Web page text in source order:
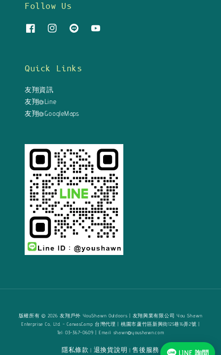
Follow Us
Quick Links
友翔資訊
友翔@Line
友翔@GoogleMaps
版權所有 © 2026 友翔戶外 YouShawn Outdoors | 友翔興業有限公司 You Shawn
Enterprise Co., Ltd. - CanvasCamp 台灣代理 | 桃園市蘆竹區新興街125巷16弄2號 |
Tel: 03-367-0609 | Email: shawn@youshawn.com
隱私條款 | 退換貨說明 |售後服務 LINE 詢問